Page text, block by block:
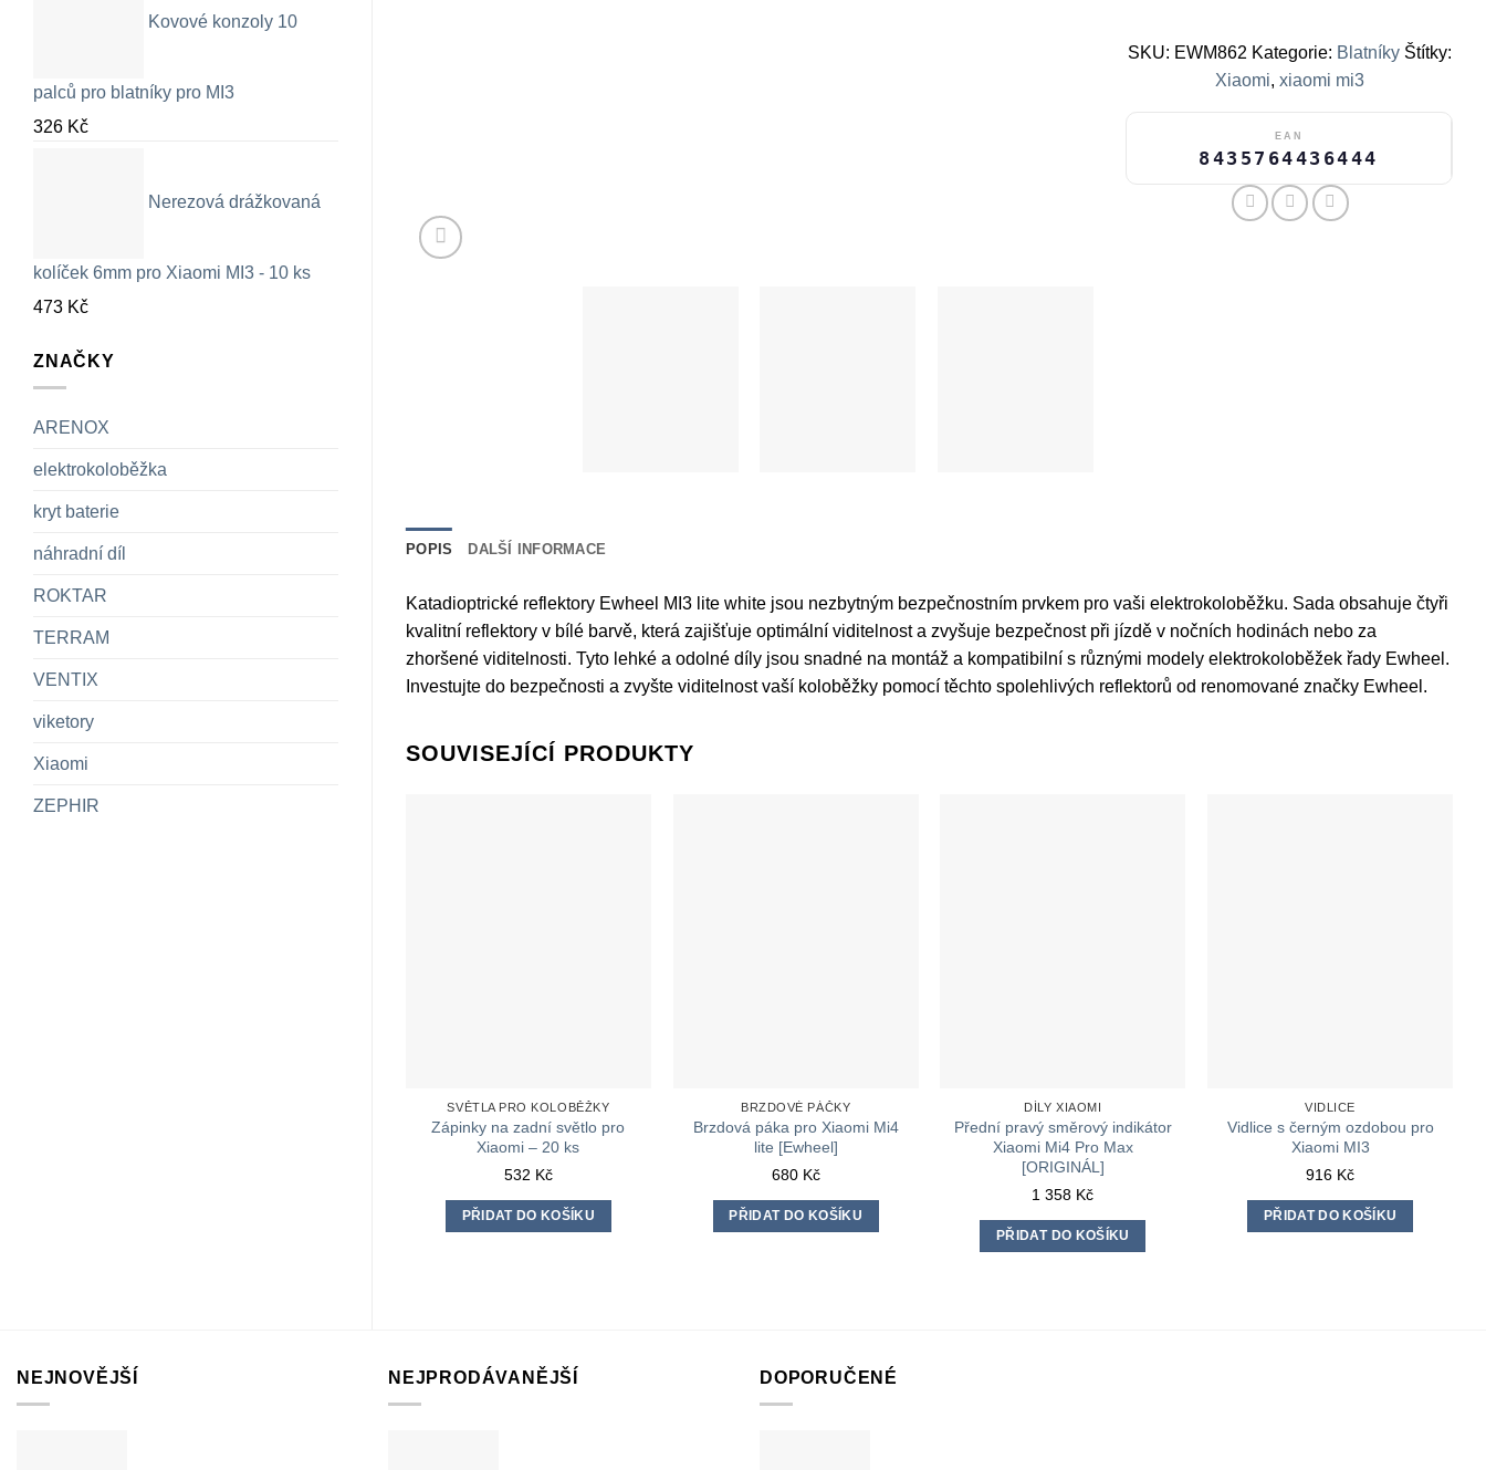
Kovové konzoly 10
palců pro blatníky pro MI3
326 Kč
Nerezová drážkovaná
kolíček 6mm pro Xiaomi MI3 - 10 ks
473 Kč
ZNAČKY
ARENOX
elektrokoloběžka
kryt baterie
náhradní díl
ROKTAR
TERRAM
VENTIX
viketory
Xiaomi
ZEPHIR
množství
SKU: EWM862 Kategorie: Blatníky Štítky:
Xiaomi, xiaomi mi3
EAN
8435764436444
POPIS DALŠÍ INFORMACE
Katadioptrické reflektory Ewheel MI3 lite white jsou nezbytným bezpečnostním prvkem pro vaši elektrokoloběžku. Sada obsahuje čtyři
kvalitní reflektory v bílé barvě, která zajišťuje optimální viditelnost a zvyšuje bezpečnost při jízdě v nočních hodinách nebo za
zhoršené viditelnosti. Tyto lehké a odolné díly jsou snadné na montáž a kompatibilní s různými modely elektrokoloběžek řady Ewheel.
Investujte do bezpečnosti a zvyšte viditelnost vaší koloběžky pomocí těchto spolehlivých reflektorů od renomované značky Ewheel.
SOUVISEJÍCÍ PRODUKTY
SVĚTLA PRO KOLOBĚŽKY
Zápinky na zadní světlo pro
Xiaomi – 20 ks
532 Kč
PŘIDAT DO KOŠÍKU
BRZDOVÉ PÁČKY
Brzdová páka pro Xiaomi Mi4
lite [Ewheel]
680 Kč
PŘIDAT DO KOŠÍKU
DÍLY XIAOMI
Přední pravý směrový indikátor
Xiaomi Mi4 Pro Max
[ORIGINÁL]
1 358 Kč
PŘIDAT DO KOŠÍKU
VIDLICE
Vidlice s černým ozdobou pro
Xiaomi MI3
916 Kč
PŘIDAT DO KOŠÍKU
NEJNOVĚJŠÍ NEJPRODÁVANĚJŠÍ DOPORUČENÉ